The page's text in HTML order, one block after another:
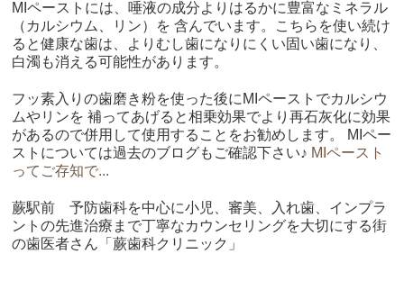
MIペーストには、唾液の成分よりはるかに豊富なミネラル
（カルシウム、リン）を 含んでいます。こちらを使い続け
ると健康な歯は、よりむし歯になりにくい固い歯になり、
白濁も消える可能性があります。
フッ素入りの歯磨き粉を使った後にMIペーストでカルシウ
ムやリンを 補ってあげると相乗効果でより再石灰化に効果
があるので併用して使用することをお勧めします。 MIペー
ストについては過去のブログもご確認下さい♪ MIペースト
ってご存知で...
蕨駅前 予防歯科を中心に小児、審美、入れ歯、インプラ
ントの先進治療まで丁寧なカウンセリングを大切にする街
の歯医者さん「蕨歯科クリニック」